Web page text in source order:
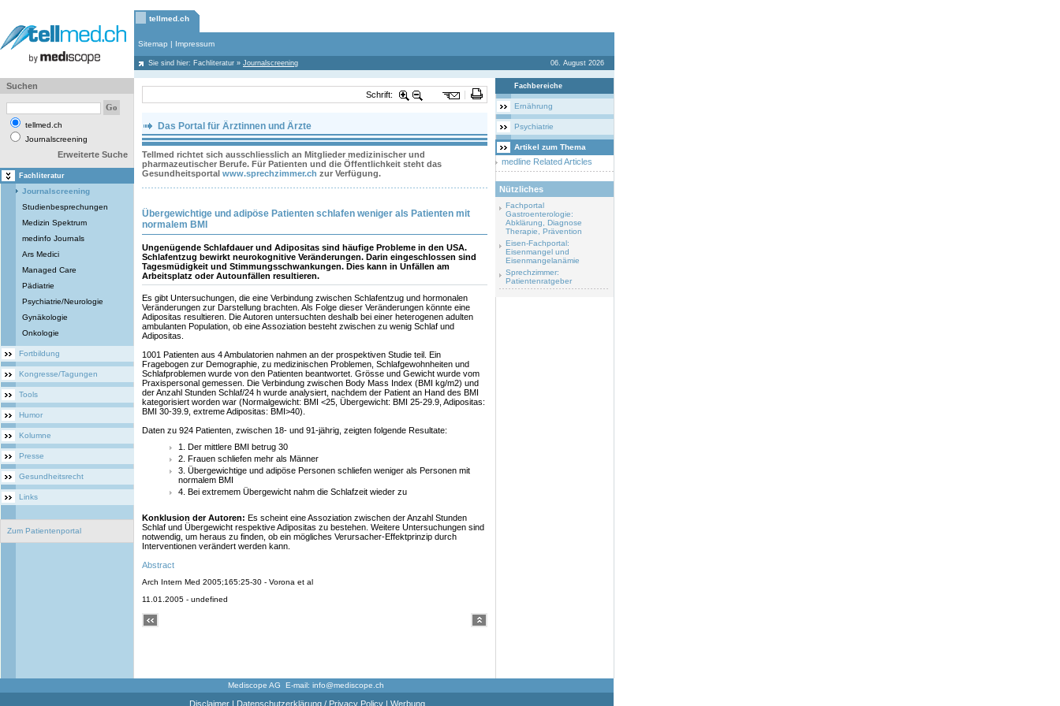
tellmed.ch
Sitemap | Impressum
Sie sind hier: Fachliteratur » Journalscreening 06. August 2026
Suchen
tellmed.ch
Journalscreening
Erweiterte Suche
Fachliteratur
Journalscreening
Studienbesprechungen
Medizin Spektrum
medinfo Journals
Ars Medici
Managed Care
Pädiatrie
Psychiatrie/Neurologie
Gynäkologie
Onkologie
Fortbildung
Kongresse/Tagungen
Tools
Humor
Kolumne
Presse
Gesundheitsrecht
Links
Zum Patientenportal
Schrift:
Das Portal für Ärztinnen und Ärzte
Tellmed richtet sich ausschliesslich an Mitglieder medizinischer und
pharmazeutischer Berufe. Für Patienten und die Öffentlichkeit steht das
Gesundheitsportal www.sprechzimmer.ch zur Verfügung.
Übergewichtige und adipöse Patienten schlafen weniger als Patienten mit
normalem BMI
Ungenügende Schlafdauer und Adipositas sind häufige Probleme in den USA.
Schlafentzug bewirkt neurokognitive Veränderungen. Darin eingeschlossen sind
Tagesmüdigkeit und Stimmungsschwankungen. Dies kann in Unfällen am
Arbeitsplatz oder Autounfällen resultieren.
Es gibt Untersuchungen, die eine Verbindung zwischen Schlafentzug und hormonalen
Veränderungen zur Darstellung brachten. Als Folge dieser Veränderungen könnte eine
Adipositas resultieren. Die Autoren untersuchten deshalb bei einer heterogenen adulten
ambulanten Population, ob eine Assoziation besteht zwischen zu wenig Schlaf und
Adipositas.
1001 Patienten aus 4 Ambulatorien nahmen an der prospektiven Studie teil. Ein
Fragebogen zur Demographie, zu medizinischen Problemen, Schlafgewohnheiten und
Schlafproblemen wurde von den Patienten beantwortet. Grösse und Gewicht wurde vom
Praxispersonal gemessen. Die Verbindung zwischen Body Mass Index (BMI kg/m2) und
der Anzahl Stunden Schlaf/24 h wurde analysiert, nachdem der Patient an Hand des BMI
kategorisiert worden war (Normalgewicht: BMI <25, Übergewicht: BMI 25-29.9, Adipositas:
BMI 30-39.9, extreme Adipositas: BMI>40).
Daten zu 924 Patienten, zwischen 18- und 91-jährig, zeigten folgende Resultate:
1. Der mittlere BMI betrug 30
2. Frauen schliefen mehr als Männer
3. Übergewichtige und adipöse Personen schliefen weniger als Personen mit
normalem BMI
4. Bei extremem Übergewicht nahm die Schlafzeit wieder zu
Konklusion der Autoren: Es scheint eine Assoziation zwischen der Anzahl Stunden
Schlaf und Übergewicht respektive Adipositas zu bestehen. Weitere Untersuchungen sind
notwendig, um heraus zu finden, ob ein mögliches Verursacher-Effektprinzip durch
Interventionen verändert werden kann.
Abstract
Arch Intern Med 2005;165:25-30 - Vorona et al
11.01.2005 - undefined
Fachbereiche
Ernährung
Psychiatrie
Artikel zum Thema
medline Related Articles
Nützliches
Fachportal
Gastroenterologie:
Abklärung, Diagnose
Therapie, Prävention
Eisen-Fachportal:
Eisenmangel und
Eisenmangelanämie
Sprechzimmer:
Patientenratgeber
Mediscope AG E-mail: info@mediscope.ch
Disclaimer| Datenschutzerklärung / Privacy Policy| Werbung